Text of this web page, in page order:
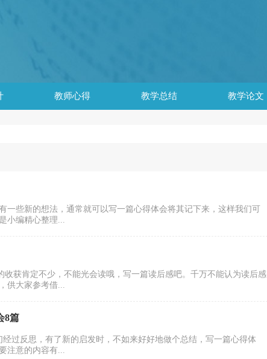
教师心得 教学总结 教学论文
一些新的想法，通常就可以写一篇心得体会将其记下来，这样我们可
小编精心整理...
获肯定不少，不能光会读哦，写一篇读后感吧。千万不能认为读后感
供大家参考借...
8篇
过反思，有了新的启发时，不如来好好地做个总结，写一篇心得体
注意的内容有...